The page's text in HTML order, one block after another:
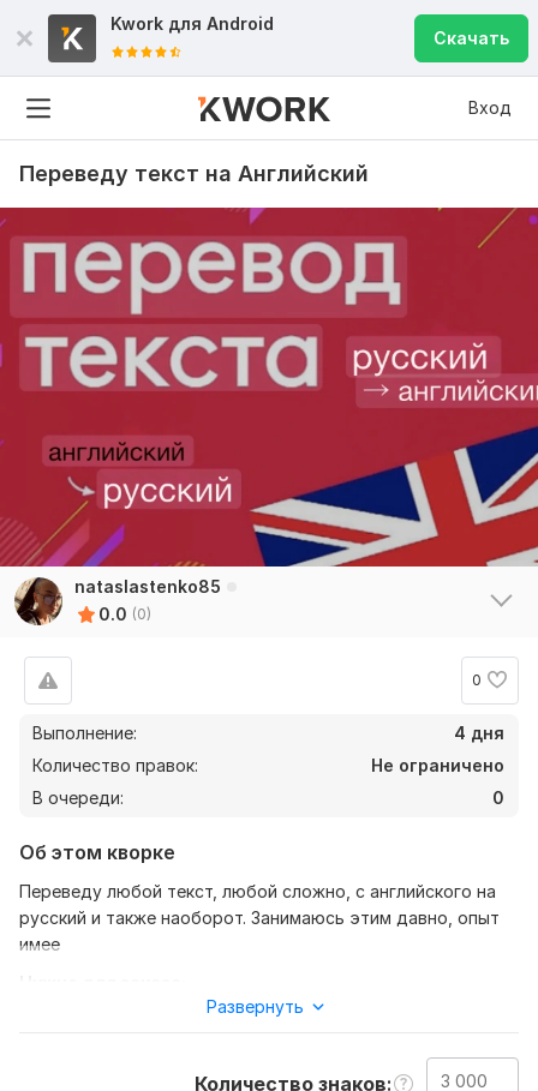
Kwork для Android
Скачать
Вход
Переведу текст на Английский
nataslastenko85
0.0 (0)
0
Выполнение:
4 дня
Количество правок:
Не ограничено
В очереди:
0
Об этом кворке
Переведу любой текст, любой сложно, с английского на
русский и также наоборот. Занимаюсь этим давно, опыт
имее
Чтобы выполнить задание, с вас потребуется описание ,
Авто и мото,Красота и мода,Семья, дети,
Развернуть
Количество знаков